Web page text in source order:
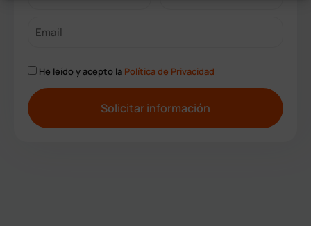
He leído y acepto la Política de Privacidad